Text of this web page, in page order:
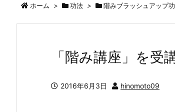
ホーム > 功法 > 階みブラッシュアップ
「階み講座」を受
2016年6月3日 hinomoto09